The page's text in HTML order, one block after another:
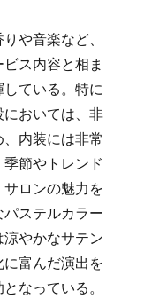
や音楽など、
ス内容と相ま
ている。特に
においては、非
内装には非常
節やトレンド
ロンの魅力を
ステルカラー
やかなサテン
富んだ演出を
なっている。